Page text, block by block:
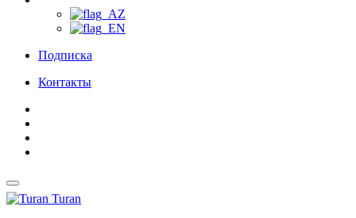
Подписка
Контакты
Turan